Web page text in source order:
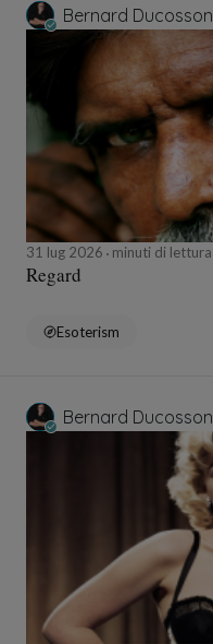
Bernard Ducosson
31 lug 2026 minuti di lettura
Regard
Esoterism
Bernard Ducosson